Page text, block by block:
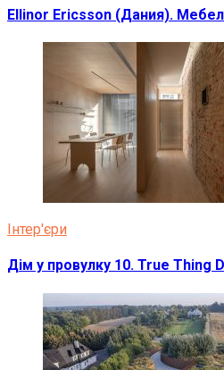
Ellinor Ericsson (Дания).
Інтер'єри
Дім у провулку 10. True Thing